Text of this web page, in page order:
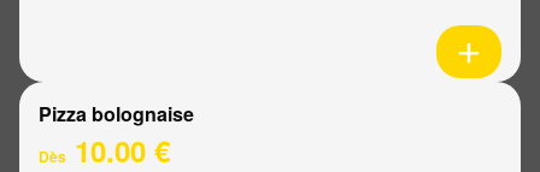
Pizza bolognaise
Dès 10.00 €